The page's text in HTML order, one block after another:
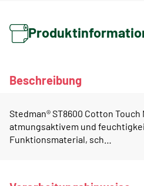
Beschreibung
Stedman® ST8600 Cotton
atmungsaktivem und
Funktionsmaterial, sch…